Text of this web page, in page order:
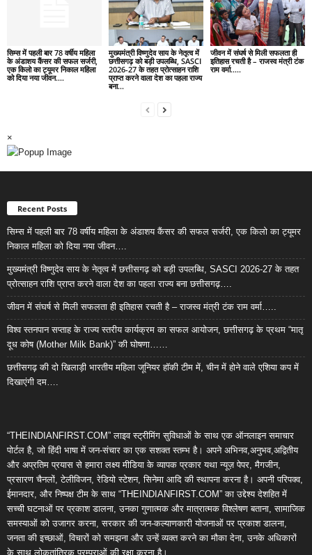
सिम्स में पहली बार 78 वर्षीय महिला
के अंडाशय कैंसर की सफल सर्जरी,
एक किलो का ट्यूमर निकाल महिला
को दिया नया जीवन….
मुख्यमंत्री विष्णुदेव साय के नेतृत्व में
छत्तीसगढ़ को बड़ी उपलब्धि, SASCI
2026-27 के तहत प्रोत्साहन राशि
प्राप्त करने वाला देश का पहला राज्य
बना...
जीवन में संघर्ष से मिली सफलता ही
इतिहास रचती है – राजस्व मंत्री टंक
राम वर्मा…..
×
Recent Posts
सिम्स में पहली बार 78 वर्षीय महिला के अंडाशय कैंसर की सफल सर्जरी, एक किलो का ट्यूमर
निकाल महिला को दिया नया जीवन….
मुख्यमंत्री विष्णुदेव साय के नेतृत्व में छत्तीसगढ़ को बड़ी उपलब्धि, SASCI 2026-27 के तहत
प्रोत्साहन राशि प्राप्त करने वाला देश का पहला राज्य बना छत्तीसगढ़….
जीवन में संघर्ष से मिली सफलता ही इतिहास रचती है – राजस्व मंत्री टंक राम वर्मा…..
विश्व स्तनपान सप्ताह के राज्य स्तरीय कार्यक्रम का सफल आयोजन, छत्तीसगढ़ के प्रथम “मातृ
दूध कोष (Mother Milk Bank)” की घोषणा……
छत्तीसगढ़ की दो खिलाड़ी भारतीय महिला जूनियर हॉकी टीम में, चीन में होने वाले एशिया कप में
दिखाएंगी दम….
“THEINDIANFIRST.COM” लाइव स्ट्रीमिंग सुविधाओं के साथ एक ऑनलाइन समाचार
पोर्टल है, जो हिंदी भाषा में जन-संचार का एक सशक्त स्तम्भ है। अपने अभिनव,अनुभव,अद्वितीय
और अप्रतिम प्रयास से हमारा लक्ष्य मीडिया के व्यापक प्रकार यथा न्यूज़ पेपर, मैगजीन,
प्रसारण चैनलों, टेलीविजन, रेडियो स्टेशन, सिनेमा आदि की स्थापना करना है। अपनी परिपक्व,
ईमानदार, और निष्पक्ष टीम के साथ “THEINDIANFIRST.COM” का उद्देश्य देशहित में
सच्ची घटनाओं पर प्रकाश डालना, उनका गुणात्मक और मात्रात्मक विश्लेषण बताना, सामाजिक
समस्याओं को उजागर करना, सरकार की जन-कल्याणकारी योजनाओं पर प्रकाश डालना,
जनता की इच्छाओं, विचारों को समझना और उन्हें व्यक्त करने का मौका देना, उनके अधिकारों
के साथ लोकतांत्रिक परम्पराओं की रक्षा करना है।